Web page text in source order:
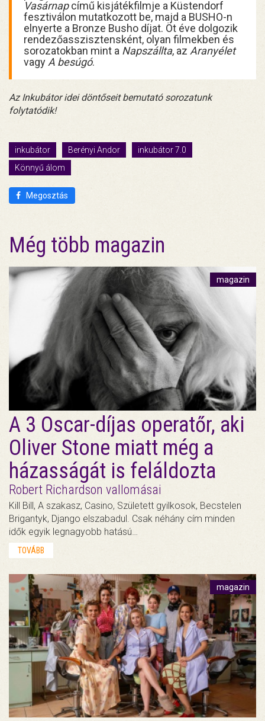
Vasárnapcímű kisjátékfilmje a Küstendorf
fesztiválon mutatkozott be, majd a BUSHO-n
elnyerte a Bronze Busho díjat. Öt éve dolgozik
rendezőasszisztensként, olyan filmekben és
sorozatokban mint a Napszállta, az Aranyélet
vagy A besúgó.
Az Inkubátor idei döntőseit bemutató sorozatunk
folytatódik!
inkubátor Berényi Andor
inkubátor 7.0
Könnyű álom
Megosztás
Még több magazin
magazin
A 3 Oscar-díjas operatőr, aki
Oliver Stone miatt még a
házasságát is feláldozta
Robert Richardson vallomásai
Kill Bill, A szakasz, Casino, Született gyilkosok, Becstelen
Brigantyk, Django elszabadul. Csak néhány cím minden
idők egyik legnagyobb hatású…
TOVÁBB
magazin